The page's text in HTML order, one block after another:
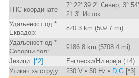
ГПС координате
7° 22' 39.2" Север, 3° 54'
21.3" Исток
Удаљеност од *
Еквадор:
820.3 km (509.7 mi)
Удаљеност од *
Северни пол:
9186.8 km (5708.4 mi)
Језици: [*2]
Енглески/Нигерија (+4)
Утикач за струју
230 V • 50 Hz • D,G[*3]